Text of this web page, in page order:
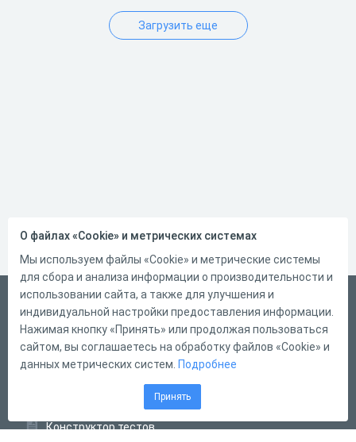
Загрузить еще
Русский
Справка
Форма обратной связи
Конструктор тестов
О файлах «Cookie» и метрических системах
Мы используем файлы «Cookie» и метрические системы
для сбора и анализа информации о производительности и
использовании сайта, а также для улучшения и
индивидуальной настройки предоставления информации.
Нажимая кнопку «Принять» или продолжая пользоваться
сайтом, вы соглашаетесь на обработку файлов «Cookie» и
данных метрических систем. Подробнее
Принять